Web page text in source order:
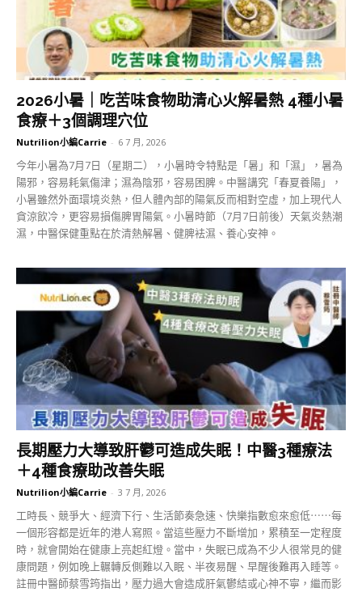
2026小暑｜吃苦味食物助清心火解暑熱 4種小暑
食療＋3個調理穴位
Nutrilion小編Carrie - 6 7 月, 2026
今年小暑為7月7日（星期二），小暑時令特點是「暑」和「濕」，暑為
陽邪，容易耗氣傷津；濕為陰邪，容易困脾。中醫講究「春夏養陽」，
小暑雖然外面環境炎熱，但人體內部的陽氣反而相對空虛，加上現代人
貪涼飲冷，更容易損傷脾胃陽氣。小暑時節（7月7日前後）天氣炎熱潮
濕，中醫保健重點在於清熱解暑、健脾袪濕、養心安神。
長期壓力大導致肝鬱可造成失眠！中醫3種療法
＋4種食療助改善失眠
Nutrilion小編Carrie - 3 7 月, 2026
工時長、競爭大、經濟下行、生活節奏急速、快樂指數愈來愈低⋯⋯每
一個形容都是近年的港人寫照。當這些壓力不斷增加，累積至一定程度
時，就會開始在健康上亮起紅燈。當中，失眠已成為不少人很常見的健
康問題，例如晚上輾轉反側難以入眠、半夜易醒、早醒後難再入睡等。
註冊中醫師蔡雪筠指出，壓力過大會造成肝氣鬱結或心神不寧，繼而影